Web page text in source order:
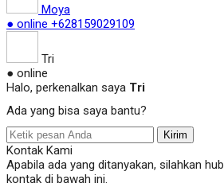
Moya
● online +628159029109
Tri
● online
Halo, perkenalkan saya Tri
Ada yang bisa saya bantu?
Kirim
Kontak Kami
Apabila ada yang ditanyakan, silahkan
kontak di bawah ini.